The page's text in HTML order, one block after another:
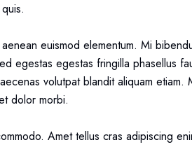
euismod elementum. Mi
egestas egestas fringilla phasellus
volutpat blandit aliquam
dolor morbi.
Amet tellus cras adipiscing